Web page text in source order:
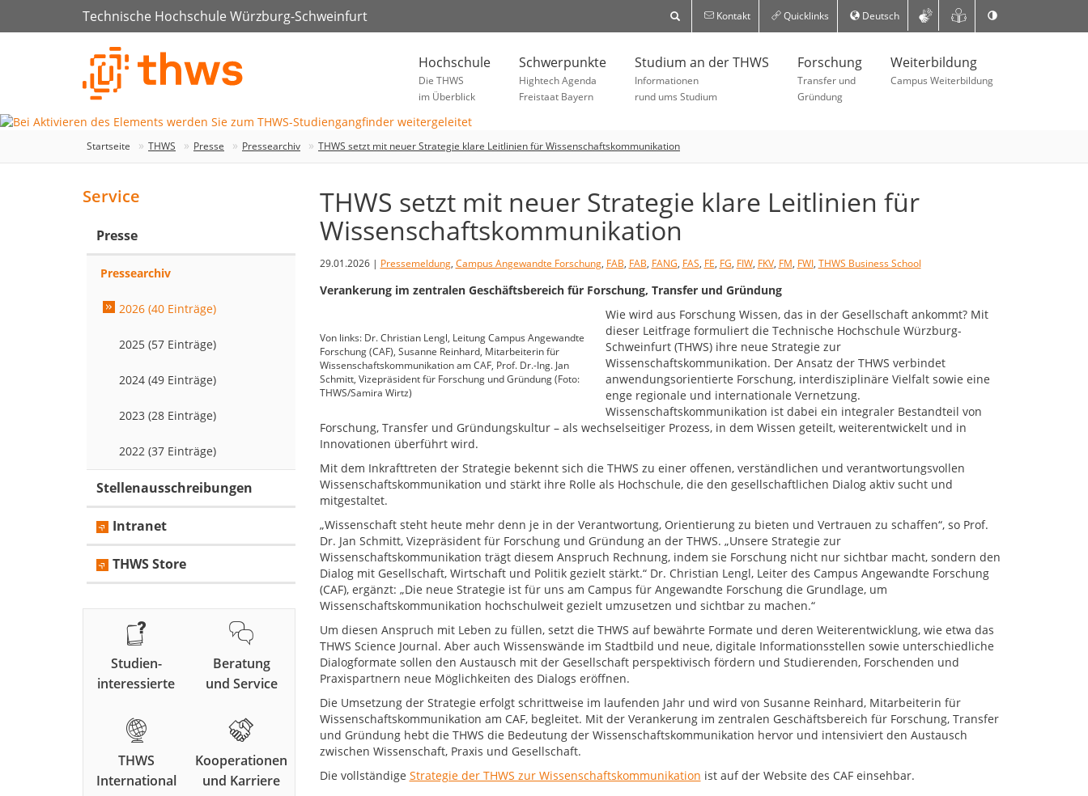
Technische Hochschule Würzburg-Schweinfurt Kontakt Quicklinks Deutsch
Hochschule
Die THWS
im Überblick
Schwerpunkte
Hightech Agenda
Freistaat Bayern
Studium an der THWS
Informationen
rund ums Studium
Forschung
Transfer und
Gründung
Weiterbildung
Campus Weiterbildung
Startseite THWS Presse Pressearchiv THWS setzt mit neuer Strategie klare Leitlinien für Wissenschaftskommunikation
THWS setzt mit neuer Strategie klare Leitlinien für
Wissenschaftskommunikation
29.01.2026 | Pressemeldung, Campus Angewandte Forschung, FAB, FAB, FANG, FAS, FE, FG, FIW, FKV, FM, FWI, THWS Business School
Verankerung im zentralen Geschäftsbereich für Forschung, Transfer und Gründung
Von links: Dr. Christian Lengl, Leitung Campus Angewandte
Forschung (CAF), Susanne Reinhard, Mitarbeiterin für
Wissenschaftskommunikation am CAF, Prof. Dr.-Ing. Jan
Schmitt, Vizepräsident für Forschung und Gründung (Foto:
THWS/Samira Wirtz)
Wie wird aus Forschung Wissen, das in der Gesellschaft ankommt? Mit
dieser Leitfrage formuliert die Technische Hochschule Würzburg-
Schweinfurt (THWS) ihre neue Strategie zur
Wissenschaftskommunikation. Der Ansatz der THWS verbindet
anwendungsorientierte Forschung, interdisziplinäre Vielfalt sowie eine
enge regionale und internationale Vernetzung.
Wissenschaftskommunikation ist dabei ein integraler Bestandteil von
Forschung, Transfer und Gründungskultur – als wechselseitiger Prozess, in dem Wissen geteilt, weiterentwickelt und in
Innovationen überführt wird.
Mit dem Inkrafttreten der Strategie bekennt sich die THWS zu einer offenen, verständlichen und verantwortungsvollen
Wissenschaftskommunikation und stärkt ihre Rolle als Hochschule, die den gesellschaftlichen Dialog aktiv sucht und
mitgestaltet.
„Wissenschaft steht heute mehr denn je in der Verantwortung, Orientierung zu bieten und Vertrauen zu schaffen“, so Prof.
Dr. Jan Schmitt, Vizepräsident für Forschung und Gründung an der THWS. „Unsere Strategie zur
Wissenschaftskommunikation trägt diesem Anspruch Rechnung, indem sie Forschung nicht nur sichtbar macht, sondern den
Dialog mit Gesellschaft, Wirtschaft und Politik gezielt stärkt.“ Dr. Christian Lengl, Leiter des Campus Angewandte Forschung
(CAF), ergänzt: „Die neue Strategie ist für uns am Campus für Angewandte Forschung die Grundlage, um
Wissenschaftskommunikation hochschulweit gezielt umzusetzen und sichtbar zu machen.“
Um diesen Anspruch mit Leben zu füllen, setzt die THWS auf bewährte Formate und deren Weiterentwicklung, wie etwa das
THWS Science Journal. Aber auch Wissenswände im Stadtbild und neue, digitale Informationsstellen sowie unterschiedliche
Dialogformate sollen den Austausch mit der Gesellschaft perspektivisch fördern und Studierenden, Forschenden und
Praxispartnern neue Möglichkeiten des Dialogs eröffnen.
Die Umsetzung der Strategie erfolgt schrittweise im laufenden Jahr und wird von Susanne Reinhard, Mitarbeiterin für
Wissenschaftskommunikation am CAF, begleitet. Mit der Verankerung im zentralen Geschäftsbereich für Forschung, Transfer
und Gründung hebt die THWS die Bedeutung der Wissenschaftskommunikation hervor und intensiviert den Austausch
zwischen Wissenschaft, Praxis und Gesellschaft.
Die vollständige Strategie der THWS zur Wissenschaftskommunikation ist auf der Website des CAF einsehbar.
Service
Presse
Pressearchiv
2026 (40 Einträge)
2025 (57 Einträge)
2024 (49 Einträge)
2023 (28 Einträge)
2022 (37 Einträge)
Stellenausschreibungen
Intranet
THWS Store
Studien-
interessierte
Beratung
und Service
THWS
International
Kooperationen
und Karriere